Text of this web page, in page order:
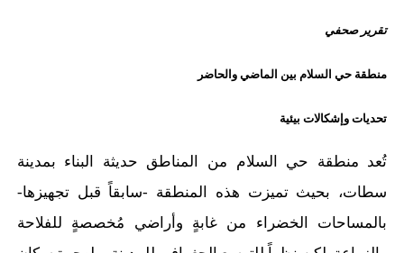
تقرير صحفي
منطقة حي السلام بين الماضي والحاضر
تحديات وإشكالات بيئية
تُعد منطقة حي السلام من المناطق حديثة البناء بمدينة
سطات، بحيث تميزت هذه المنطقة -سابقاً قبل تجهيزها-
بالمساحات الخضراء من غابةٍ وأراضي مُخصصةٍ للفلاحة